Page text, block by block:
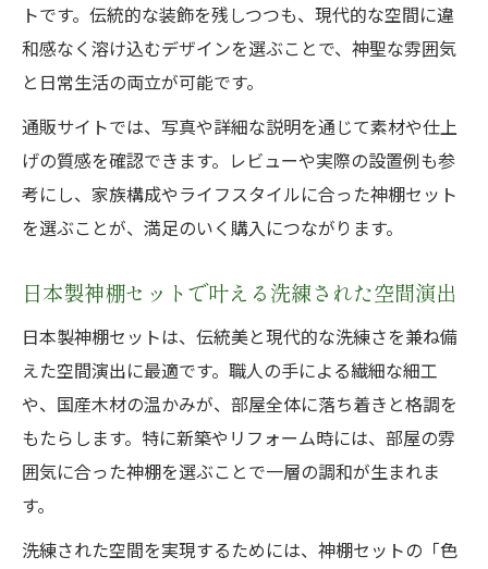
トです。伝統的な装飾を残しつつも、現代的な空間に違
和感なく溶け込むデザインを選ぶことで、神聖な雰囲気
と日常生活の両立が可能です。
通販サイトでは、写真や詳細な説明を通じて素材や仕上
げの質感を確認できます。レビューや実際の設置例も参
考にし、家族構成やライフスタイルに合った神棚セット
を選ぶことが、満足のいく購入につながります。
日本製神棚セットで叶える洗練された空間演出
日本製神棚セットは、伝統美と現代的な洗練さを兼ね備
えた空間演出に最適です。職人の手による繊細な細工
や、国産木材の温かみが、部屋全体に落ち着きと格調を
もたらします。特に新築やリフォーム時には、部屋の雰
囲気に合った神棚を選ぶことで一層の調和が生まれま
す。
洗練された空間を実現するためには、神棚セットの「色